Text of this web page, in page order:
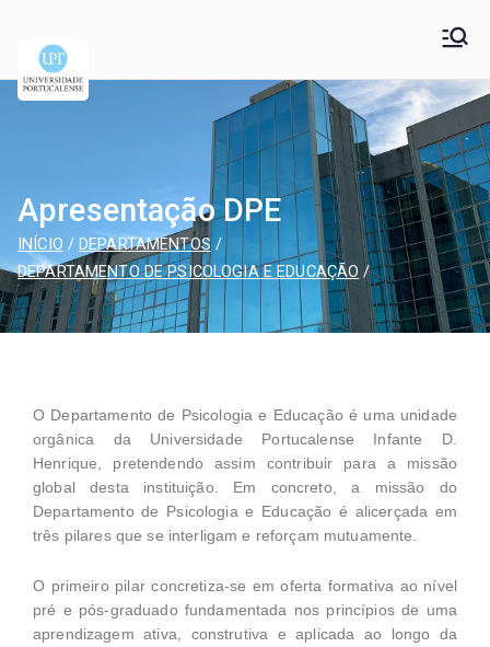
Universidade
Portucalense – Infante
D. Henrique
Universidade Portucalense Infante D. Henrique is a
cooperative higher education and scientific research
Apresentação DPE
INÍCIO
DEPARTAMENTOS
DEPARTAMENTO DE PSICOLOGIA E EDUCAÇÃO
O Departamento de Psicologia e Educação é uma unidade
orgânica da Universidade Portucalense Infante D.
Henrique, pretendendo assim contribuir para a missão
global desta instituição. Em concreto, a missão do
Departamento de Psicologia e Educação é alicerçada em
três pilares que se interligam e reforçam mutuamente.
O primeiro pilar concretiza-se em oferta formativa ao nível
pré e pós-graduado fundamentada nos princípios de uma
aprendizagem ativa, construtiva e aplicada ao longo da